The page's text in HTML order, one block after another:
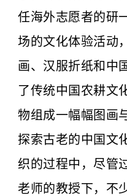
任海外志愿者的研
场的文化体验活动
画、汉服折纸和中
了传统中国农耕文
物组成一幅幅图画
探索古老的中国文
织的过程中，尽管
老师的教授下，不